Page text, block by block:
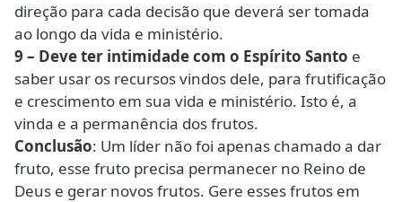
direção para cada decisão que deverá ser tomada
ao longo da vida e ministério.
9 – Deve ter intimidade com o Espírito Santo e
saber usar os recursos vindos dele, para frutificação
e crescimento em sua vida e ministério. Isto é, a
vinda e a permanência dos frutos.
Conclusão: Um líder não foi apenas chamado a dar
fruto, esse fruto precisa permanecer no Reino de
Deus e gerar novos frutos. Gere esses frutos em